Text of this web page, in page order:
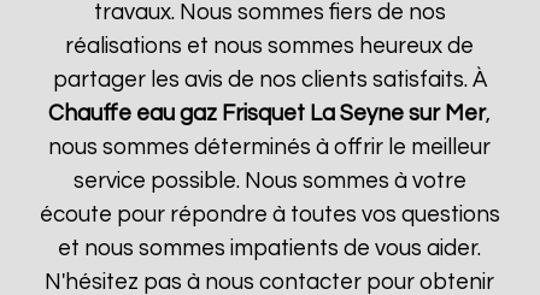
travaux. Nous sommes fiers de nos
réalisations et nous sommes heureux de
partager les avis de nos clients satisfaits. À
Chauffe eau gaz Frisquet La Seyne sur Mer,
nous sommes déterminés à offrir le meilleur
service possible. Nous sommes à votre
écoute pour répondre à toutes vos questions
et nous sommes impatients de vous aider.
N'hésitez pas à nous contacter pour obtenir